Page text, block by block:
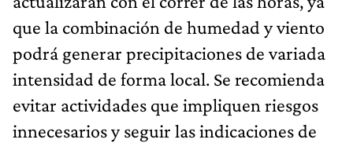
que la combinación de humedad y viento
podrá generar precipitaciones de variada
intensidad de forma local. Se recomienda
evitar actividades que impliquen riesgos
innecesarios y seguir las indicaciones de